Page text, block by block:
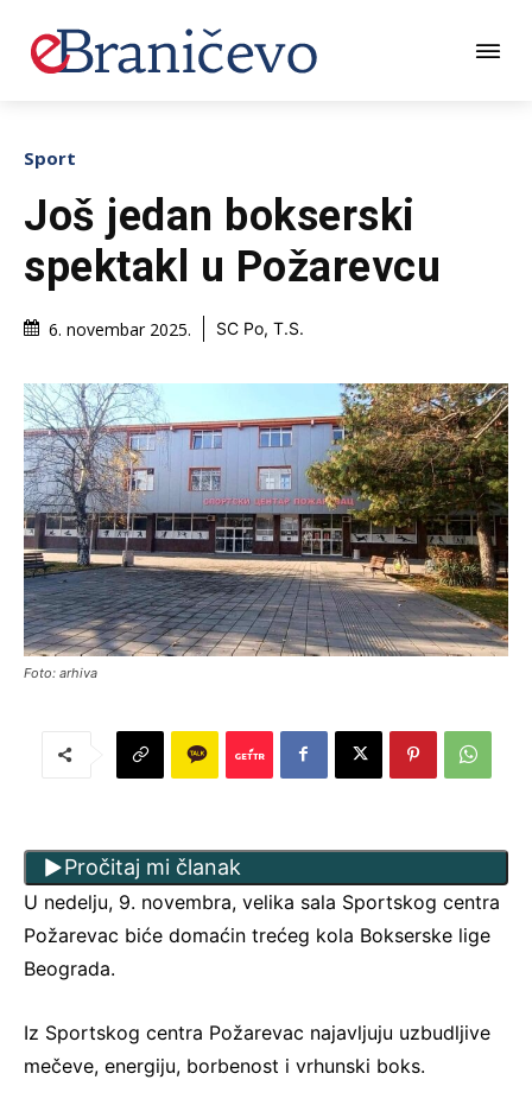
Sport
Još jedan bokserski
spektakl u Požarevcu
6. novembar 2025. SC Po, T.S.
Foto: arhiva
Pročitaj mi članak
U nedelju, 9. novembra, velika sala Sportskog centra
Požarevac biće domaćin trećeg kola Bokserske lige
Beograda.
Iz Sportskog centra Požarevac najavljuju uzbudljive
mečeve, energiju, borbenost i vrhunski boks.